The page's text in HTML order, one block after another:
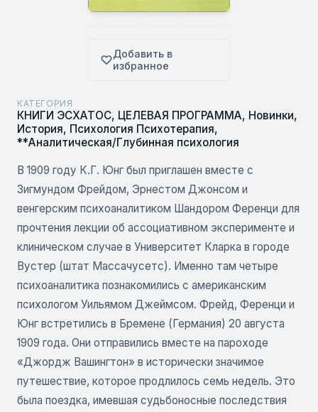
Добавить в
избранное
КАТЕГОРИЯ
КНИГИ ЭСХАТОС, ЦЕЛЕВАЯ ПРОГРАММА, Новинки,
История, Психология Психотерапия,
**Аналитическая/Глубинная психология
В 1909 году К.Г. Юнг был приглашен вместе с
Зигмундом Фрейдом, Эрнестом Джонсом и
венгерским психоаналитиком Шандором Ференци для
прочтения лекции об ассоциативном эксперименте и
клиническом случае в Университет Кларка в городе
Вустер (штат Массачусетс). Именно там четыре
психоаналитика познакомились с американским
психологом Уильямом Джеймсом. Фрейд, Ференци и
Юнг встретились в Бремене (Германия) 20 августа
1909 года. Они отправились вместе на пароходе
«Джордж Вашингтон» в исторически значимое
путешествие, которое продлилось семь недель. Это
была поездка, имевшая судьбоносные последствия